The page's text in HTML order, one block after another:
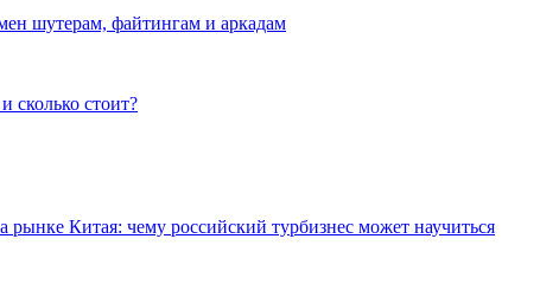
шутерам, файтингам и аркадам
сколько стоит?
рынке Китая: чему российский турбизнес может научиться